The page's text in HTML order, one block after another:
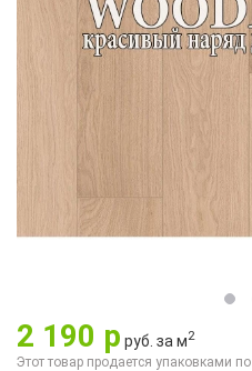
2 190 р руб. за м2
Этот товар продается упаковками по